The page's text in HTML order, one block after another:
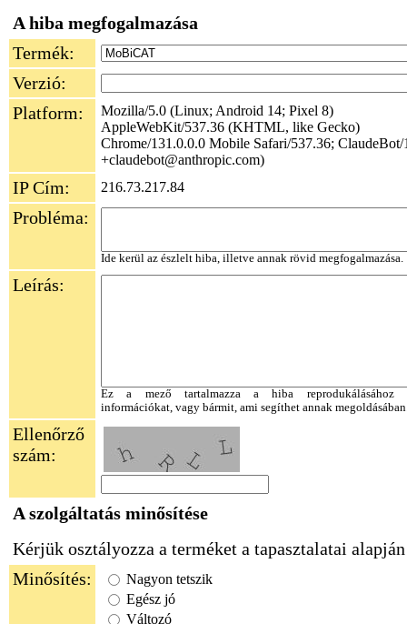
A hiba megfogalmazása
Termék:
Verzió:
Platform:
Mozilla/5.0 (Linux; Android 14; Pixel 8)
AppleWebKit/537.36 (KHTML, like Gecko)
Chrome/131.0.0.0 Mobile Safari/537.36; ClaudeBot/
+claudebot@anthropic.com)
IP Cím: 216.73.217.84
Probléma:
Ide kerül az észlelt hiba, illetve annak rövid megfogalmazása.
Leírás:
Ez a mező tartalmazza a hiba reprodukálásához
információkat, vagy bármit, ami segíthet annak
Ellenőrző
szám:
A szolgáltatás minősítése
Kérjük osztályozza a terméket a tapasztalatai
Minősítés:
Nagyon tetszik
Egész jó
Változó